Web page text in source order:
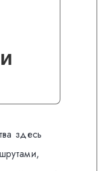
здесь